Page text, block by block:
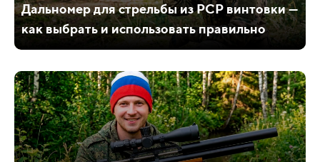
Дальномер для стрельбы из PCP винтовки —
как выбрать и использовать правильно